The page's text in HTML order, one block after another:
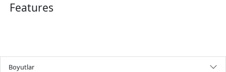
Features
Boyutlar